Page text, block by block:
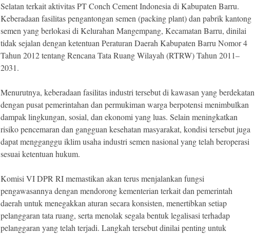
Selatan terkait aktivitas PT Conch Cement Indonesia di Kabupaten Barru.
Keberadaan fasilitas pengantongan semen (packing plant) dan pabrik kantong
semen yang berlokasi di Kelurahan Mangempang, Kecamatan Barru, dinilai
tidak sejalan dengan ketentuan Peraturan Daerah Kabupaten Barru Nomor 4
Tahun 2012 tentang Rencana Tata Ruang Wilayah (RTRW) Tahun 2011–
2031.
Menurutnya, keberadaan fasilitas industri tersebut di kawasan yang berdekatan
dengan pusat pemerintahan dan permukiman warga berpotensi menimbulkan
dampak lingkungan, sosial, dan ekonomi yang luas. Selain meningkatkan
risiko pencemaran dan gangguan kesehatan masyarakat, kondisi tersebut juga
dapat mengganggu iklim usaha industri semen nasional yang telah beroperasi
sesuai ketentuan hukum.
Komisi VI DPR RI memastikan akan terus menjalankan fungsi
pengawasannya dengan mendorong kementerian terkait dan pemerintah
daerah untuk menegakkan aturan secara konsisten, menertibkan setiap
pelanggaran tata ruang, serta menolak segala bentuk legalisasi terhadap
pelanggaran yang telah terjadi. Langkah tersebut dinilai penting untuk